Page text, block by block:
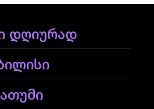
დღიურად